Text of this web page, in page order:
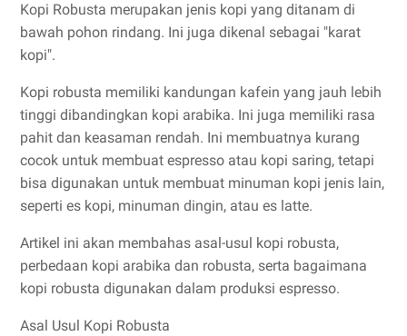
Kopi Robusta merupakan jenis kopi yang ditanam di
bawah pohon rindang. Ini juga dikenal sebagai "karat
kopi".
Kopi robusta memiliki kandungan kafein yang jauh lebih
tinggi dibandingkan kopi arabika. Ini juga memiliki rasa
pahit dan keasaman rendah. Ini membuatnya kurang
cocok untuk membuat espresso atau kopi saring, tetapi
bisa digunakan untuk membuat minuman kopi jenis lain,
seperti es kopi, minuman dingin, atau es latte.
Artikel ini akan membahas asal-usul kopi robusta,
perbedaan kopi arabika dan robusta, serta bagaimana
kopi robusta digunakan dalam produksi espresso.
Asal Usul Kopi Robusta